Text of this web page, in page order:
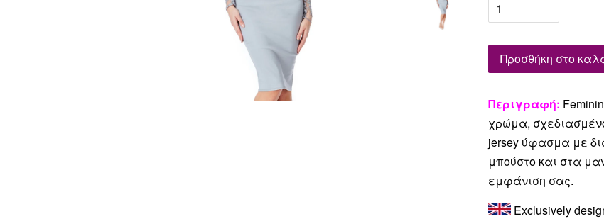
Προσθήκη στο
Περιγραφή:
χρώμα,
jersey ύφασμα με
μπούστο και στα
εμφάνιση σας.
Exclusively